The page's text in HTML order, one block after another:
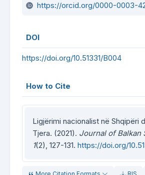
https://orcid.org/0000-0003-
DOI
https://doi.org/10.51331/B004
How to Cite
Ligjërimi nacionalist në Shqipëri
Tjera. (2021). Journal of Balkan
1(2), 127-131. https://doi.org/